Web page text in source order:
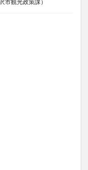
市観光政策課）